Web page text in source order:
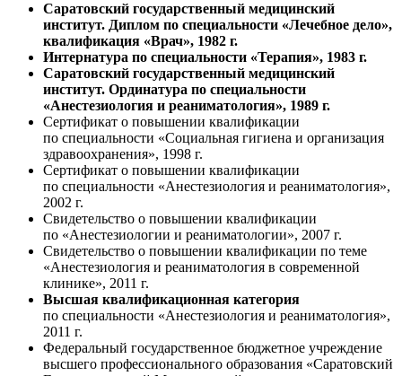
Саратовский государственный медицинский
институт. Диплом по специальности «Лечебное дело»,
квалификация «Врач», 1982 г.
Интернатура по специальности «Терапия», 1983 г.
Саратовский государственный медицинский
институт. Ординатура по специальности
«Анестезиология и реаниматология», 1989 г.
Сертификат о повышении квалификации
по специальности «Социальная гигиена и организация
здравоохранения», 1998 г.
Сертификат о повышении квалификации
по специальности «Анестезиология и реаниматология»,
2002 г.
Свидетельство о повышении квалификации
по «Анестезиологии и реаниматологии», 2007 г.
Свидетельство о повышении квалификации по теме
«Анестезиология и реаниматология в современной
клинике», 2011 г.
Высшая квалификационная категория
по специальности «Анестезиология и реаниматология»,
2011 г.
Федеральный государственное бюджетное учреждение
высшего профессионального образования «Саратовский